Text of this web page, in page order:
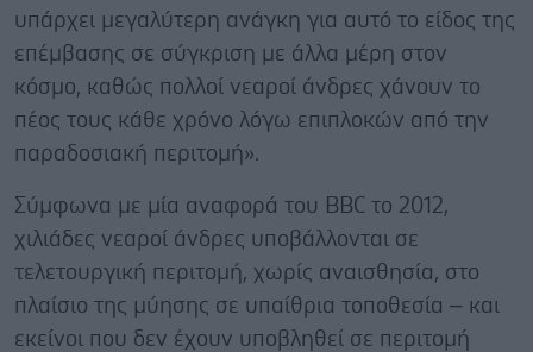
υπάρχει μεγαλύτερη ανάγκη για αυτό το είδος της
επέμβασης σε σύγκριση με άλλα μέρη στον
κόσμο, καθώς πολλοί νεαροί άνδρες χάνουν το
πέος τους κάθε χρόνο λόγω επιπλοκών από την
παραδοσιακή περιτομή».
Σύμφωνα με μία αναφορά του BBC το 2012,
χιλιάδες νεαροί άνδρες υποβάλλονται σε
τελετουργική περιτομή, χωρίς αναισθησία, στο
πλαίσιο της μύησης σε υπαίθρια τοποθεσία – και
εκείνοι που δεν έχουν υποβληθεί σε περιτομή